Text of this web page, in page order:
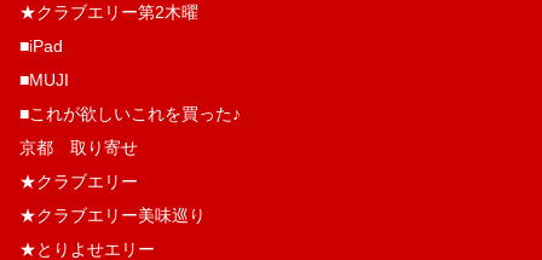
★クラブエリー第2木曜
■iPad
■MUJI
■これが欲しいこれを買った♪
京都 取り寄せ
★クラブエリー
★クラブエリー美味巡り
★とりよせエリー